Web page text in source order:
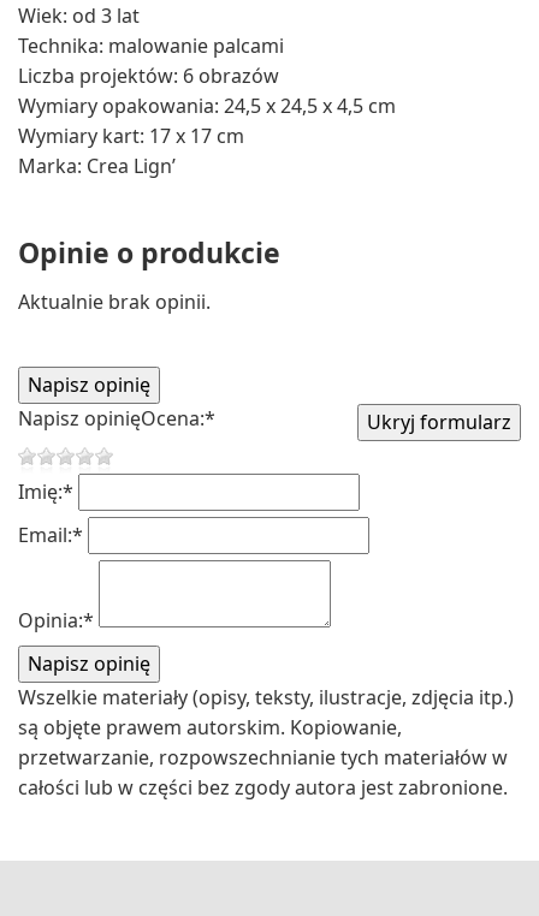
Wiek: od 3 lat
Technika: malowanie palcami
Liczba projektów: 6 obrazów
Wymiary opakowania: 24,5 x 24,5 x 4,5 cm
Wymiary kart: 17 x 17 cm
Marka: Crea Lign’
Opinie o produkcie
Aktualnie brak opinii.
Napisz opinięOcena:*
Imię:*
Email:*
Opinia:*
Wszelkie materiały (opisy, teksty, ilustracje, zdjęcia itp.)
są objęte prawem autorskim. Kopiowanie,
przetwarzanie, rozpowszechnianie tych materiałów w
całości lub w części bez zgody autora jest zabronione.